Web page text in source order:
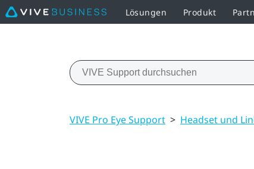
Lösungen Produkt
VIVE Pro Eye Support > Headset und